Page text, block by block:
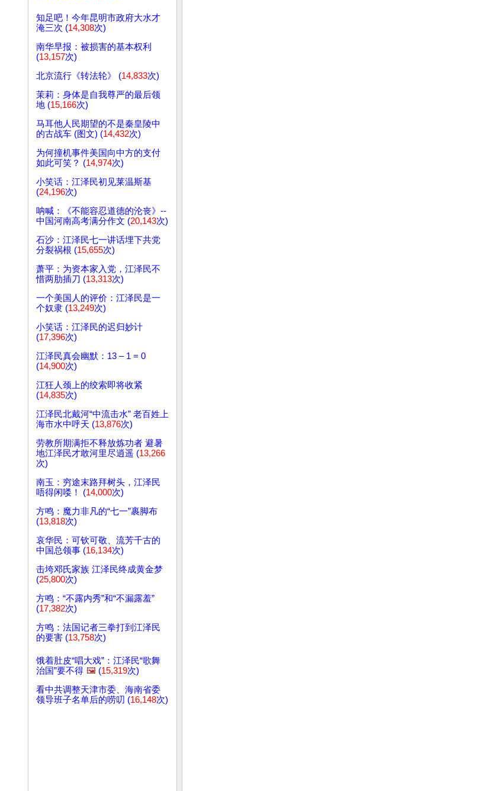
知足吧！今年昆明市政府大水才
淹三次 (14,308次)
南华早报：被损害的基本权利
(13,157次)
北京流行《转法轮》 (14,833次)
茉莉：身体是自我尊严的最后领
地 (15,166次)
马耳他人民期望的不是秦皇陵中
的古战车 (图文) (14,432次)
为何撞机事件美国向中方的支付
如此可笑？ (14,974次)
小笑话：江泽民初见莱温斯基
(24,196次)
呐喊：《不能容忍道德的沦丧》--
中国河南高考满分作文 (20,143次)
石沙：江泽民七一讲话埋下共党
分裂祸根 (15,655次)
萧平：为资本家入党，江泽民不
惜两肋插刀 (13,313次)
一个美国人的评价：江泽民是一
个奴隶 (13,249次)
小笑话：江泽民的迟归妙计
(17,396次)
江泽民真会幽默：13 – 1 = 0
(14,900次)
江狂人颈上的绞索即将收紧
(14,835次)
江泽民北戴河“中流击水” 老百姓上
海市水中呼天 (13,876次)
劳教所期满拒不释放炼功者 避暑
地江泽民才敢河里尽逍遥 (13,266
次)
南玉：穷途末路拜树头，江泽民
唔得闲喽！ (14,000次)
方鸣：魔力非凡的“七一”裹脚布
(13,818次)
哀华民：可钦可敬、流芳千古的
中国总领事 (16,134次)
击垮邓氏家族 江泽民终成黄金梦
(25,800次)
方鸣：“不露内秀”和“不漏露羞”
(17,382次)
方鸣：法国记者三拳打到江泽民
的要害 (13,758次)
饿着肚皮“唱大戏”：江泽民“歌舞
治国”要不得 🖼️ (15,319次)
看中共调整天津市委、海南省委
领导班子名单后的唠叨 (16,148次)